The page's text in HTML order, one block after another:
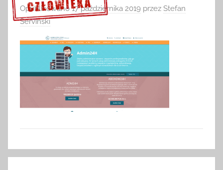
Sprawdź szczegóły >>>
Opublikowano17 października 2019 przez Stefan
Serviński